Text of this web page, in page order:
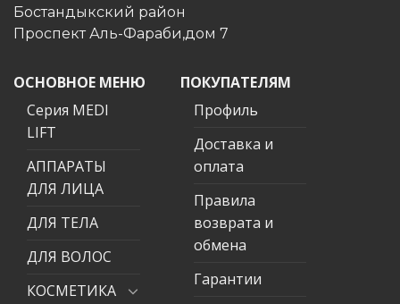
Бостандыкский район
Проспект Аль-Фараби,дом 7
ОСНОВНОЕ МЕНЮ
Серия MEDI
LIFT
АППАРАТЫ
ДЛЯ ЛИЦА
ДЛЯ ТЕЛА
ДЛЯ ВОЛОС
КОСМЕТИКА
ПОКУПАТЕЛЯМ
Профиль
Доставка и
оплата
Правила
возврата и
обмена
Гарантии